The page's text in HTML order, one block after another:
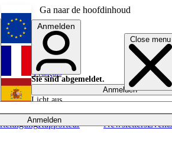
Ga naar de hoofdinhoud
Close menu
Anmelden
Rapporteur NewslettersEvents
English
Français
Anmelden
Sie sind abgemeldet.
Anmelden
Licht aus